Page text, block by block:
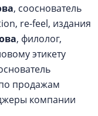
, сооснователь
re-feel, издания
, филолог,
этикету
продажам
компании